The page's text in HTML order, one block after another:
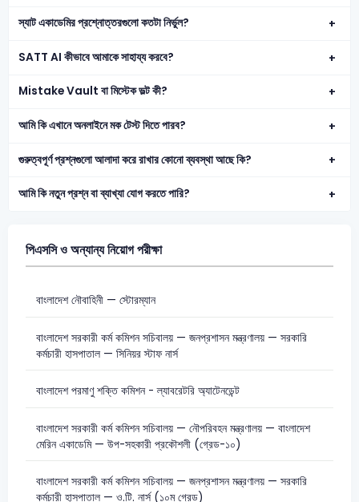
স্যাট একাডেমির প্রশ্নোত্তরগুলো কতটা নির্ভুল?
SATT AI কীভাবে আমাকে সাহায্য করবে?
Mistake Vault বা মিস্টেক ভল্ট কী?
আমি কি এখানে অনলাইনে মক টেস্ট দিতে পারব?
গুরুত্বপূর্ণ প্রশ্নগুলো আলাদা করে রাখার কোনো ব্যবস্থা আছে কি?
আমি কি নতুন প্রশ্ন বা ব্যাখ্যা যোগ করতে পারি?
পিএসসি ও অন্যান্য নিয়োগ পরীক্ষা
বাংলাদেশ নৌবাহিনী — স্টোরম্যান
বাংলাদেশ সরকারী কর্ম কমিশন সচিবালয় — জনপ্রশাসন মন্ত্রণালয় — সরকারি
কর্মচারী হাসপাতাল — সিনিয়র স্টাফ নার্স
বাংলাদেশ পরমাণু শক্তি কমিশন - ল্যাবরেটরি অ্যাটেনডেন্ট
বাংলাদেশ সরকারী কর্ম কমিশন সচিবালয় — নৌপরিবহন মন্ত্রণালয় — বাংলাদেশ
মেরিন একাডেমি — উপ-সহকারী প্রকৌশলী (গ্রেড-১০)
বাংলাদেশ সরকারী কর্ম কমিশন সচিবালয় — জনপ্রশাসন মন্ত্রণালয় — সরকারি
কর্মচারী হাসপাতাল — ও.টি. নার্স (১০ম গ্রেড)